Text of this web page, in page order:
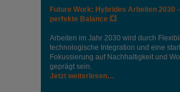
Future Work: Hybrides Arbeiten 2030
perfekte Balance 💥
Arbeiten im Jahr 2030 wird durch
technologische Integration und eine
Fokussierung auf Nachhaltigkeit und
geprägt sein.
Jetzt weiterlesen…